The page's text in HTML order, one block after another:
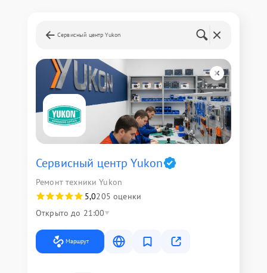
Сервисный центр Yukon
Сервисный центр Yukon
Ремонт техники Yukon
5,0205 оценки
Открыто до 21:00
Маршрут